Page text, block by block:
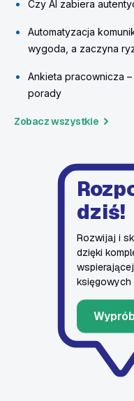
Czy AI zabiera
Automatyzacja
wygoda, a zaczyna
Ankieta pracownicza
porady
Zobacz wszystkie
dziś!
Rozwijaj i
dzięki
księgowych